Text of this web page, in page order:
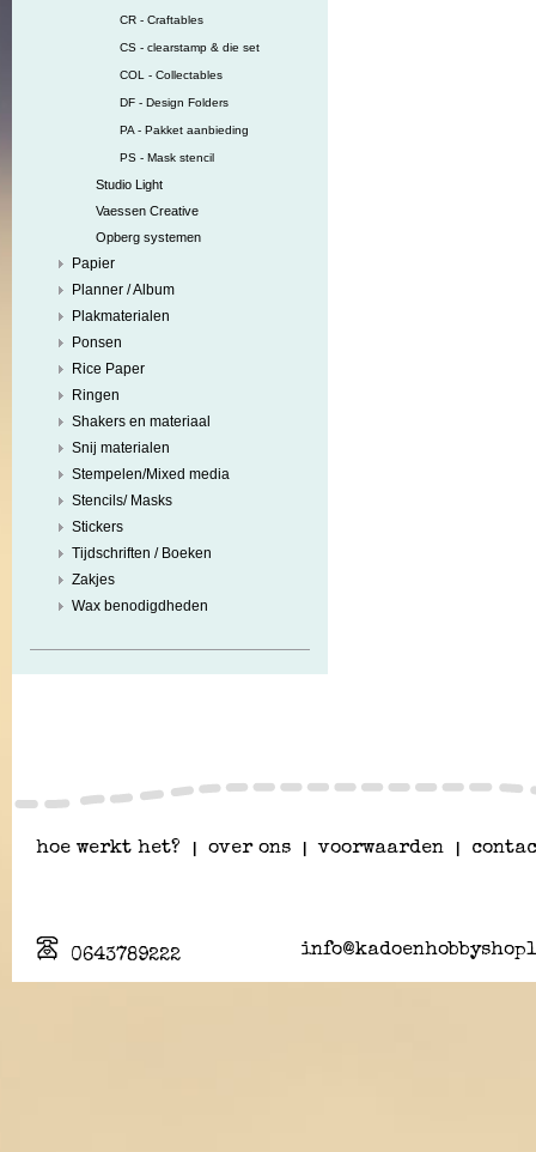
CR - Craftables
CS - clearstamp & die set
COL - Collectables
DF - Design Folders
PA - Pakket aanbieding
PS - Mask stencil
Studio Light
Vaessen Creative
Opberg systemen
Papier
Planner / Album
Plakmaterialen
Ponsen
Rice Paper
Ringen
Shakers en materiaal
Snij materialen
Stempelen/Mixed media
Stencils/ Masks
Stickers
Tijdschriften / Boeken
Zakjes
Wax benodigdheden
hoe werkt het? over ons voorwaarden
0643789222